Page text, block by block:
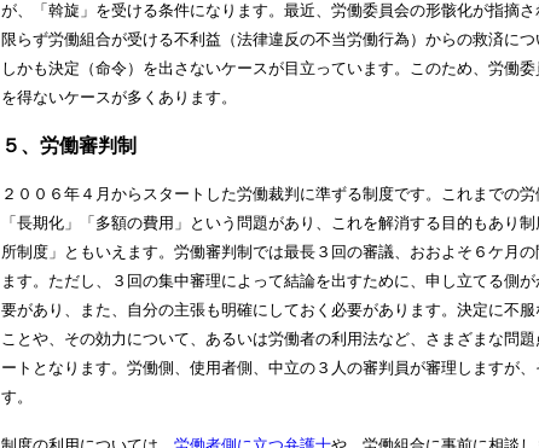
が、「斡旋」を受ける条件になります。最近、労働委員会の形骸化が指摘
限らず労働組合が受ける不利益（法律違反の不当労働行為）からの救済につ
しかも決定（命令）を出さないケースが目立っています。このため、労働
を得ないケースが多くあります。
５、労働審判制
２００６年４月からスタートした労働裁判に準ずる制度です。これまでの労
「長期化」「多額の費用」という問題があり、これを解消する目的もあり
所制度」ともいえます。労働審判制では最長３回の審議、おおよそ６ケ月
ます。ただし、３回の集中審理によって結論を出すために、申し立てる側
要があり、また、自分の主張も明確にしておく必要があります。決定に不
ことや、その効力について、あるいは労働者の利用法など、さまざまな問
ートとなります。労働側、使用者側、中立の３人の審判員が審理しますが
す。